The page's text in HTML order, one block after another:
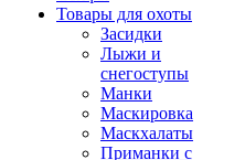
Товары для охоты
Засидки
Лыжи и
снегоступы
Манки
Маскировка
Маскхалаты
Приманки с